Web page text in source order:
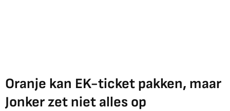
Oranje kan EK-ticket pakken, maar
Jonker zet niet alles op